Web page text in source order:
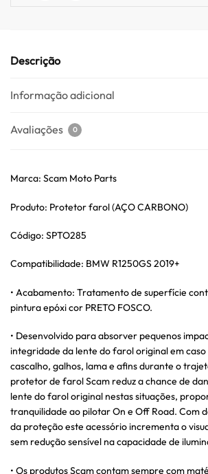
Descrição
Informação adicional
Avaliações 0
Marca: Scam Moto Parts
Produto: Protetor farol (AÇO CARBONO)
Código: SPTO285
Compatibilidade: BMW R1250GS 2019+
• Acabamento: Tratamento de superfície
pintura epóxi cor PRETO FOSCO.
• Desenvolvido para absorver pequenos
integridade da lente do farol original em
cascalho, galhos, lama e afins durante o
protetor de farol Scam reduz a chance de
lente do farol original nestas situações,
tranquilidade ao pilotar On e Off Road. Com
da proteção este acessório incrementa o
sem redução sensível na capacidade de
• Os produtos Scam contam sempre com